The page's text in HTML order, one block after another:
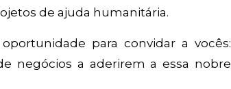
de ajuda humanitária.
para convidar a vocês:
negócios a aderirem a essa nobre